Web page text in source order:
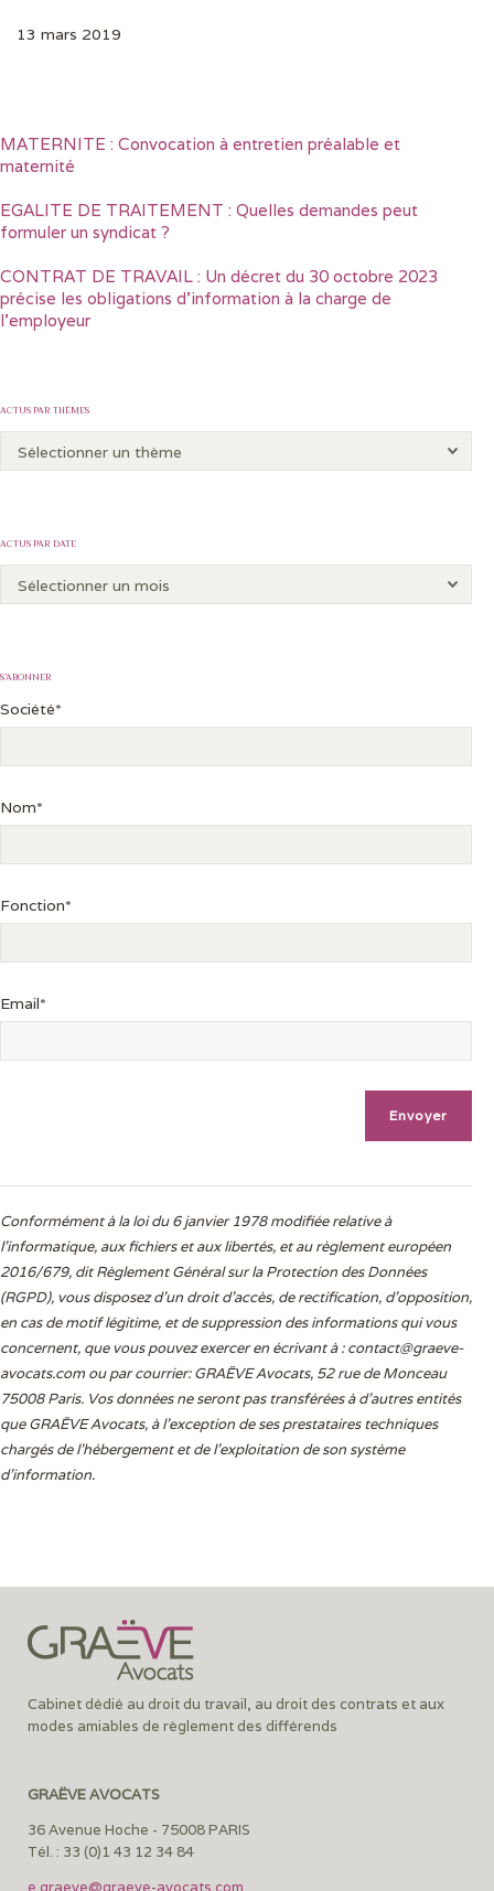
13 mars 2019
MATERNITE : Convocation à entretien préalable et
maternité
EGALITE DE TRAITEMENT : Quelles demandes peut
formuler un syndicat ?
CONTRAT DE TRAVAIL : Un décret du 30 octobre 2023
précise les obligations d’information à la charge de
l’employeur
ACTUS PAR THÈMES
ACTUS PAR DATE
S’ABONNER
Société*
Nom*
Fonction*
Email*
Conformément à la loi du 6 janvier 1978 modifiée relative à
l'informatique, aux fichiers et aux libertés, et au règlement européen
2016/679, dit Règlement Général sur la Protection des Données
(RGPD), vous disposez d’un droit d’accès, de rectification, d’opposition,
en cas de motif légitime, et de suppression des informations qui vous
concernent, que vous pouvez exercer en écrivant à :contact@graeve-
avocats.com ou par courrier: GRAËVE Avocats, 52 rue de Monceau
75008 Paris. Vos données ne seront pas transférées à d’autres entités
que GRAËVE Avocats, à l’exception de ses prestataires techniques
chargés de l’hébergement et de l’exploitation de son système
d’information.
Cabinet dédié au droit du travail, au droit des contrats et aux
modes amiables de règlement des différends
GRAËVE AVOCATS
36 Avenue Hoche - 75008 PARIS
Tél. : 33 (0)1 43 12 34 84
e.graeve@graeve-avocats.com